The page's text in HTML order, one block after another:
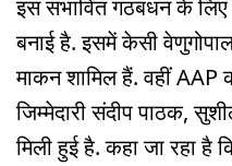
इस संभावित गठबंधन के
बनाई है. इसमें केसी
माकन शामिल हैं. वहीं AAP
जिम्मेदारी संदीप पाठक,
मिली हुई है. कहा जा रहा